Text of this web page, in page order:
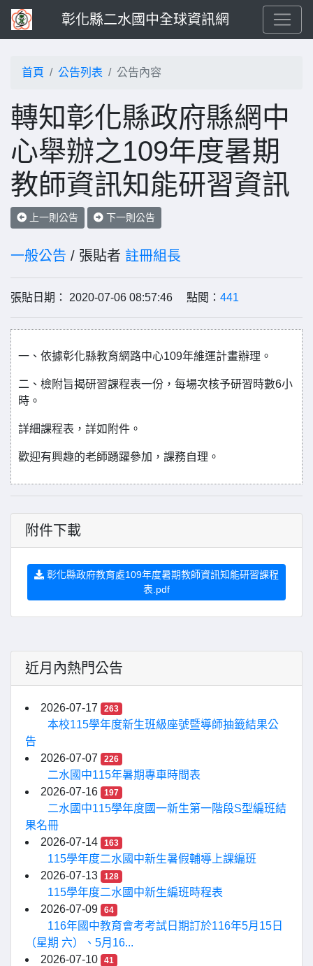
彰化縣二水國中全球資訊網
首頁 公告列表 公告內容
轉知彰化縣政府縣網中
心舉辦之109年度暑期
教師資訊知能研習資訊
上一則公告 下一則公告
一般公告 / 張貼者 註冊組長
張貼日期： 2020-07-06 08:57:46 點閱： 441
一、依據彰化縣教育網路中心109年維運計畫辦理。
二、檢附旨揭研習課程表一份，每場次核予研習時數6小
時。
詳細課程表，詳如附件。
歡迎有興趣的老師踴躍參加，課務自理。
附件下載
彰化縣政府教育處109年度暑期教師資訊知能研習課程
表.pdf
近月內熱門公告
2026-07-17 263
本校115學年度新生班級座號暨導師抽籤結果公
告
2026-07-07
226
二水國中115年暑期專車時間表
2026-07-16
197
二水國中115學年度國一新生第一階段S型編班結
果名冊
2026-07-14
163
115學年度二水國中新生暑假輔導上課編班
2026-07-13
128
115學年度二水國中新生編班時程表
2026-07-09
64
116年國中教育會考考試日期訂於116年5月15日
（星期 六）、5月16...
2026-07-10
41